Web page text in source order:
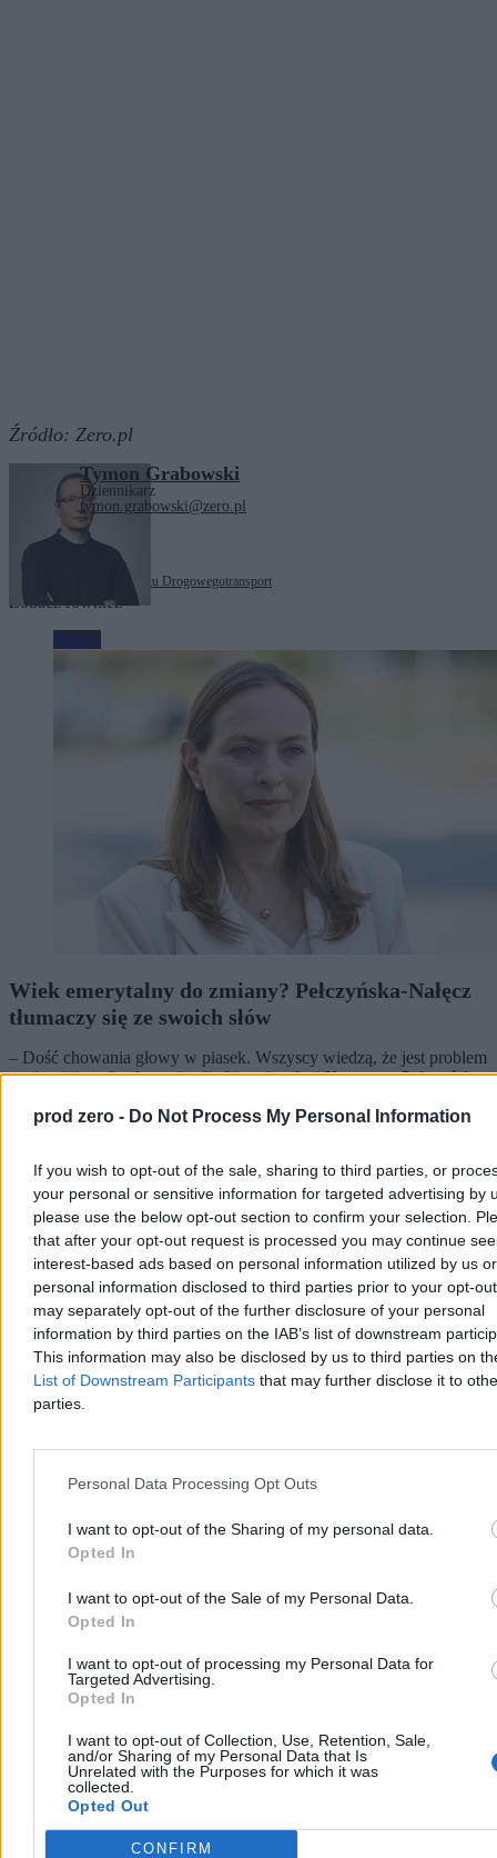
prod zero - Do Not Process My Personal Information
If you wish to opt-out of the sale, sharing to third parties, or
your personal or sensitive information for targeted advertising by
please use the below opt-out section to confirm your selection.
that after your opt-out request is processed you may continue
interest-based ads based on personal information utilized by us or
personal information disclosed to third parties prior to your opt-
may separately opt-out of the further disclosure of your personal
information by third parties on the IAB’s list of downstream
This information may also be disclosed by us to third parties on
List of Downstream Participants that may further disclose it to
parties.
Personal Data Processing Opt Outs
I want to opt-out of the Sharing of my personal data.
Opted In
I want to opt-out of the Sale of my Personal Data.
Opted In
I want to opt-out of processing my Personal Data for
Targeted Advertising.
Opted In
I want to opt-out of Collection, Use, Retention, Sale,
and/or Sharing of my Personal Data that Is
Unrelated with the Purposes for which it was
collected.
Opted Out
CONFIRM
Źródło: Zero.pl
Tymon Grabowski
Dziennikarz
tymon.grabowski@zero.pl
Inspekcja Transportu Drogowegotransport
Zobacz również
Biznes
Wiek emerytalny do zmiany? Pełczyńska-Nałęcz
tłumaczy się ze swoich słów
– Dość chowania głowy w piasek. Wszyscy wiedzą, że jest problem
– tak minister funduszy i polityki regionalnej Katarzyna Pełczyńska-
o wieku emerytalnym w Polsce. Liderka Polski 2050 jakiś czas
Katarzyna Dybińska
Wczoraj 18:54
4 min
Biznes
„Kraj węgla odkrywa OZE”. Niemcy cieszą się ze
zmian w Polsce, martwi ich prezydent
Niemiecki dziennik „Frankfurter Allgemeine Zeitung” z
zadowoleniem stwierdza, że Polska coraz mocniej zwraca się ku
odnawialnym źródłom energii: energetyce wiatrowej i słonecznej.
Niepokój autora tekstu budzi natomiast to, że część inicjatyw rządu
w zakresie polityki klimatycznej napotyka opór ze strony prezydenta
Karola Nawrockiego.